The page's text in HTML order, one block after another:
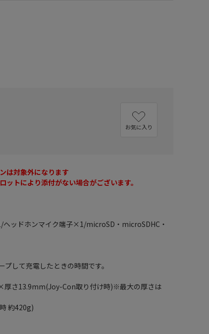
お気に入り
は対象外になります
トにより添付がない場合がございます。
ヘッドホンマイク端子×1/microSD・microSDHC・
して充電したときの時間です。
さ13.9mm(Joy-Con取り付け時)※最大の厚さは
約420g)